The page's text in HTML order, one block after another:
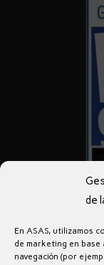
de
En ASAS, utilizamos
de marketing en
navegación (por